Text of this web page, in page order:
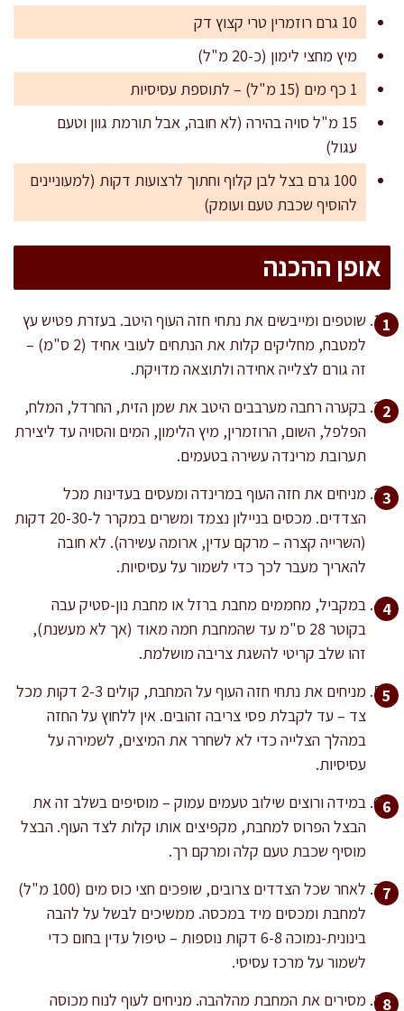
10 גרם רוזמרין טרי קצוץ דק
מיץ מחצי לימון (כ-20 מ"ל)
1 כף מים (15 מ"ל) – לתוספת עסיסיות
15 מ"ל סויה בהירה (לא חובה, אבל תורמת גוון וטעם
עגול)
100 גרם בצל לבן קלוף וחתוך לרצועות דקות (למעוניינים
להוסיף שכבת טעם ועומק)
אופן ההכנה
שוטפים ומייבשים את נתחי חזה העוף היטב. בעזרת פטיש עץ
למטבח, מחליקים קלות את הנתחים לעובי אחיד (2 ס"מ) –
זה גורם לצלייה אחידה ולתוצאה מדויקת.
בקערה רחבה מערבבים היטב את שמן הזית, החרדל, המלח,
הפלפל, השום, הרוזמרין, מיץ הלימון, המים והסויה עד ליצירת
תערובת מרינדה עשירה בטעמים.
מניחים את חזה העוף במרינדה ומעסים בעדינות מכל
הצדדים. מכסים בניילון נצמד ומשרים במקרר ל-20-30 דקות
(השרייה קצרה – מרקם עדין, ארומה עשירה). לא חובה
להאריך מעבר לכך כדי לשמור על עסיסיות.
במקביל, מחממים מחבת ברזל או מחבת נון-סטיק עבה
בקוטר 28 ס"מ עד שהמחבת חמה מאוד (אך לא מעשנת),
זהו שלב קריטי להשגת צריבה מושלמת.
מניחים את נתחי חזה העוף על המחבת, קולים 2-3 דקות מכל
צד – עד לקבלת פסי צריבה זהובים. אין ללחוץ על החזה
במהלך הצלייה כדי לא לשחרר את המיצים, לשמירה על
עסיסיות.
במידה ורוצים שילוב טעמים עמוק – מוסיפים בשלב זה את
הבצל הפרוס למחבת, מקפיצים אותו קלות לצד העוף. הבצל
מוסיף שכבת טעם קלה ומרקם רך.
לאחר שכל הצדדים צרובים, שופכים חצי כוס מים (100 מ"ל)
למחבת ומכסים מיד במכסה. ממשיכים לבשל על להבה
בינונית-נמוכה 6-8 דקות נוספות – טיפול עדין בחום כדי
לשמור על מרכז עסיסי.
מסירים את המחבת מהלהבה. מניחים לעוף לנוח מכוסה